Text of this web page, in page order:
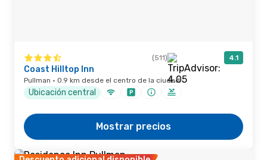
(511) 4.1
Coast Hilltop Inn
Pullman · 0.9 km desde el centro de la ciudad
Ubicación central
Mostrar precios